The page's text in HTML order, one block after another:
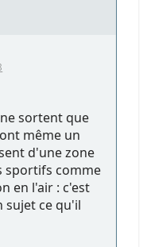
sortent que
même un
d'une zone
sportifs comme
en l'air : c'est
sujet ce qu'il